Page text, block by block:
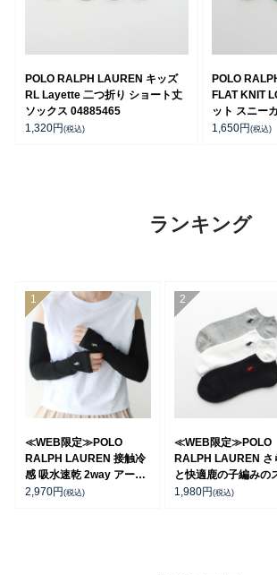
POLO RALPH LAUREN キッズ
RL Layette 二つ折り ショート丈
ソックス 04885465
1,320円 (税込)
POLO
FLAT KNIT
ット スニー
製 04803725
1,650円 (税込)
ランキング
≪WEB限定≫POLO
RALPH LAUREN 接触冷
感 吸水速乾 2way アーム
カバー ＆ レッグウォーマ
2,970円(税込)
≪WEB限定≫POLO
RALPH LAUREN さ
と快適鹿の子編みの
ーカー丈ソックス 【3
1,980円(税込)